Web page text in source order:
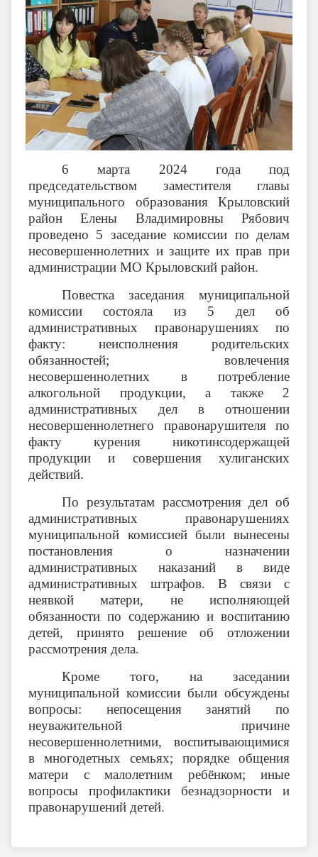
6 марта 2024 года под
председательством заместителя главы
муниципального образования Крыловский
район Елены Владимировны Рябович
проведено 5 заседание комиссии по делам
несовершеннолетних и защите их прав при
администрации МО Крыловский район.
Повестка заседания муниципальной
комиссии состояла из 5 дел об
административных правонарушениях по
факту: неисполнения родительских
обязанностей; вовлечения
несовершеннолетних в потребление
алкогольной продукции, а также 2
административных дел в отношении
несовершеннолетнего правонарушителя по
факту курения никотинсодержащей
продукции и совершения хулиганских
действий.
По результатам рассмотрения дел об
административных правонарушениях
муниципальной комиссией были вынесены
постановления о назначении
административных наказаний в виде
административных штрафов. В связи с
неявкой матери, не исполняющей
обязанности по содержанию и воспитанию
детей, принято решение об отложении
рассмотрения дела.
Кроме того, на заседании
муниципальной комиссии были обсуждены
вопросы: непосещения занятий по
неуважительной причине
несовершеннолетними, воспитывающимися
в многодетных семьях; порядке общения
матери с малолетним ребёнком; иные
вопросы профилактики безнадзорности и
правонарушений детей.